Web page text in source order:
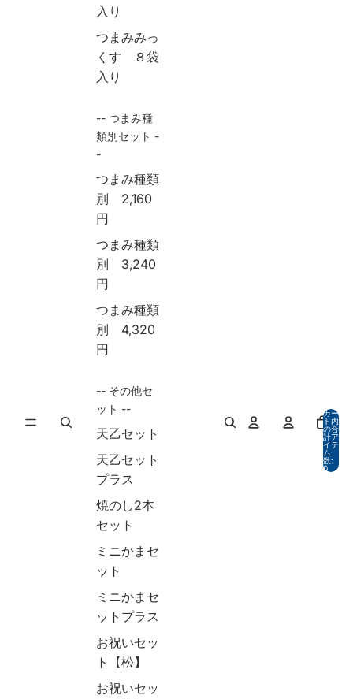
入り
つまみみっ
くす ８袋
入り
-- つまみ種
類別セット -
-
つまみ種類
別 2,160
円
つまみ種類
別 3,240
円
つまみ種類
別 4,320
円
-- その他セ
ット --
天乙セット
天乙セット
プラス
焼のし2本
セット
ミニかまセ
ット
ミニかまセ
ットプラス
お祝いセッ
ト【松】
お祝いセッ
カー
ト内
の合
計ア
イテ
ム
数:
0